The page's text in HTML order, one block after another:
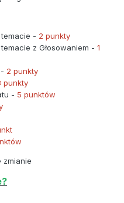
- 2 punkty
z Głosowaniem - 1
2 punkty
punkty
- 5 punktów
zmianie